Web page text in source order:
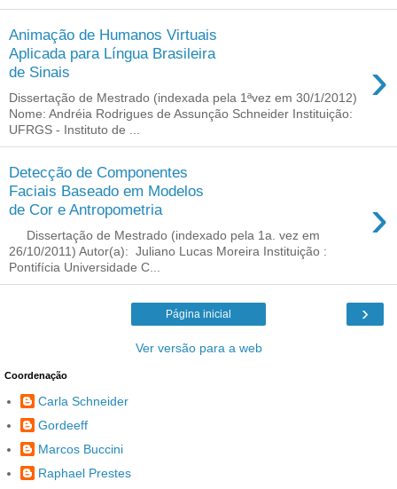
Animação de Humanos Virtuais
Aplicada para Língua Brasileira
de Sinais
›
Dissertação de Mestrado (indexada pela 1ªvez em 30/1/2012)
Nome: Andréia Rodrigues de Assunção Schneider Instituição:
UFRGS - Instituto de ...
Detecção de Componentes
Faciais Baseado em Modelos
de Cor e Antropometria
›
Dissertação de Mestrado (indexado pela 1a. vez em
26/10/2011) Autor(a): Juliano Lucas Moreira Instituição :
Pontifícia Universidade C...
›
Página inicial
Ver versão para a web
Coordenação
Carla Schneider
Gordeeff
Marcos Buccini
Raphael Prestes